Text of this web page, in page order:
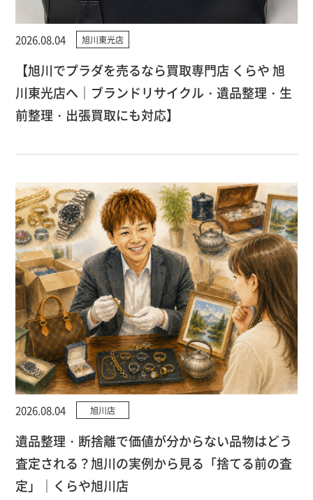
2026.08.04 旭川東光店
【旭川でプラダを売るなら買取専門店 くらや 旭
川東光店へ｜ブランドリサイクル・遺品整理・生
前整理・出張買取にも対応】
2026.08.04 旭川店
遺品整理・断捨離で価値が分からない品物はどう
査定される？旭川の実例から見る「捨てる前の査
定」｜くらや旭川店